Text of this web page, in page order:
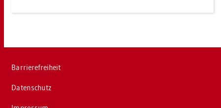
Bar­rie­re­frei­heit
Da­ten­schutz